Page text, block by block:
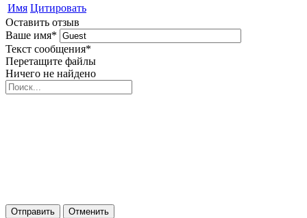
Имя Цитировать
Оставить отзыв
Ваше имя*
Текст сообщения*
Перетащите файлы
Ничего не найдено
Отправить Отменить